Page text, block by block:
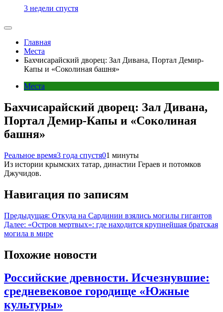
3 недели спустя
Главная
Места
Бахчисарайский дворец: Зал Дивана, Портал Демир-
Капы и «Соколиная башня»
Места
Бахчисарайский дворец: Зал Дивана,
Портал Демир-Капы и «Соколиная
башня»
Реальное время3 года спустя01 минуты
Из истории крымских татар, династии Гераев и потомков
Джучидов.
Навигация по записям
Предыдущая: Откуда на Сардинии взялись могилы гигантов
Далее: «Остров мертвых»: где находится крупнейшая братская
могила в мире
Похожие новости
Российские древности. Исчезнувшие:
средневековое городище «Южные
культуры»